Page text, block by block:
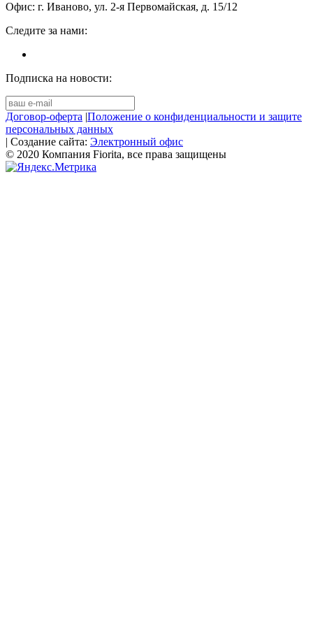
Офис: г. Иваново, ул. 2-я Первомайская, д. 15/12
Следите за нами:
Подписка на новости:
Договор-оферта |Положение о конфиденциальности и защите
персональных данных
| Создание сайта: Электронный офис
© 2020 Компания Fiorita, все права защищены